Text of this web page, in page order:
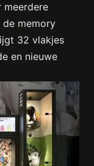
meerdere
de memory
32 vlakjes
en nieuwe